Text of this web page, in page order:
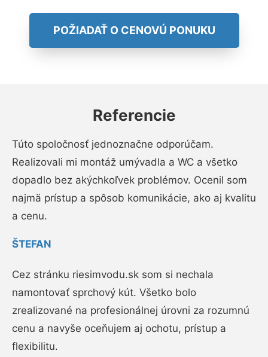
POŽIADAŤ O CENOVÚ PONUKU
Referencie
Túto spoločnosť jednoznačne odporúčam.
Realizovali mi montáž umývadla a WC a všetko
dopadlo bez akýchkoľvek problémov. Ocenil som
najmä prístup a spôsob komunikácie, ako aj kvalitu
a cenu.
ŠTEFAN
Cez stránku riesimvodu.sk som si nechala
namontovať sprchový kút. Všetko bolo
zrealizované na profesionálnej úrovni za rozumnú
cenu a navyše oceňujem aj ochotu, prístup a
flexibilitu.